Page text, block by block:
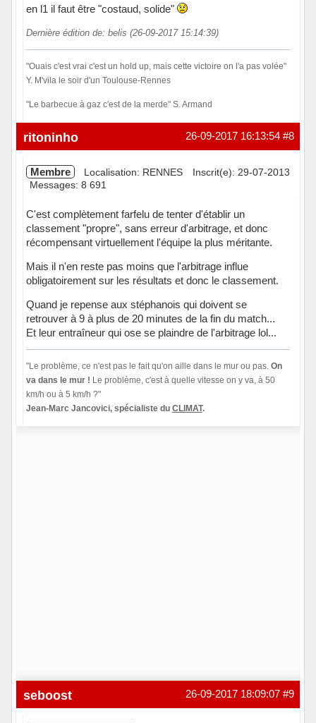
en l1 il faut être "costaud, solide"
Dernière édition de: belis (26-09-2017 15:14:39)
"Ouais c'est vrai c'est un hold up, mais cette victoire on l'a pas volée"
Y. M'vila le soir d'un Toulouse-Rennes
"Le barbecue à gaz c'est de la merde" S. Armand
Hors ligne #8
26-09-2017 16:13:54
ritoninho
Membre Localisation: RENNES
Inscrit(e): 29-07-2013
Messages: 8 691
C'est complètement farfelu de tenter d'établir un
classement "propre", sans erreur d'arbitrage, et donc
récompensant virtuellement l'équipe la plus méritante.
Mais il n'en reste pas moins que l'arbitrage influe
obligatoirement sur les résultats et donc le classement.
Quand je repense aux stéphanois qui doivent se
retrouver à 9 à plus de 20 minutes de la fin du match...
Et leur entraîneur qui ose se plaindre de l'arbitrage lol...
"Le problème, ce n'est pas le fait qu'on aille dans le mur ou pas. On
va dans le mur ! Le problème, c'est à quelle vitesse on y va, à 50
km/h ou à 5 km/h ?"
Jean-Marc Jancovici, spécialiste du CLIMAT.
#9
26-09-2017 18:09:07
seboost